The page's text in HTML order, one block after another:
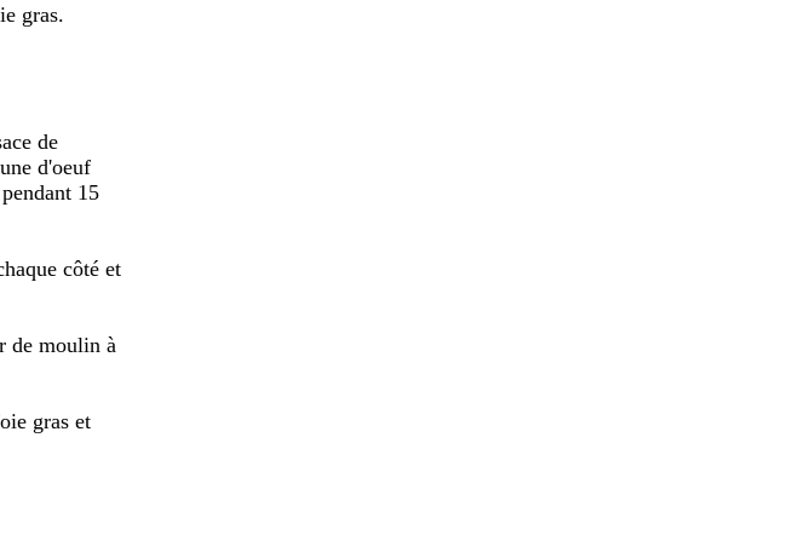
gras.
de
d'oeuf
15
côté et
de moulin à
gras et